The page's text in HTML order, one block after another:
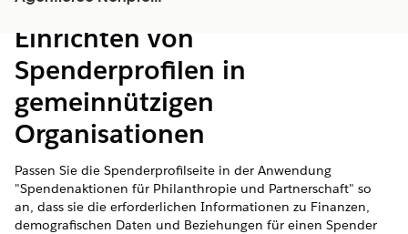
Inhalt anzeigen
Einrichten von
Spenderprofilen in
gemeinnützigen
Organisationen
Passen Sie die Spenderprofilseite in der Anwendung
"Spendenaktionen für Philanthropie und Partnerschaft" so
an, dass sie die erforderlichen Informationen zu Finanzen,
demografischen Daten und Beziehungen für einen Spender